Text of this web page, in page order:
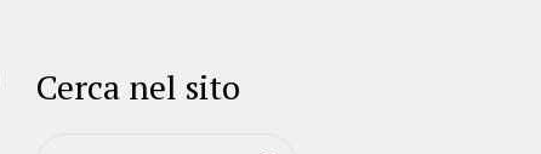
Cerca nel sito